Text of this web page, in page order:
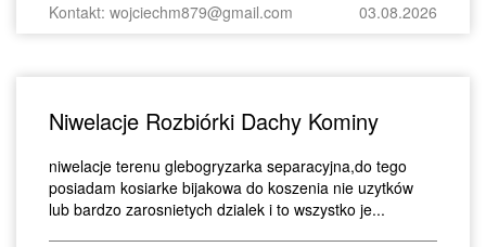
Kontakt: wojciechm879@gmail.com 03.08.2026
Niwelacje Rozbiórki Dachy Kominy
niwelacje terenu glebogryzarka separacyjna,do tego
posiadam kosiarke bijakowa do koszenia nie uzytków
lub bardzo zarosnietych dzialek i to wszystko je...